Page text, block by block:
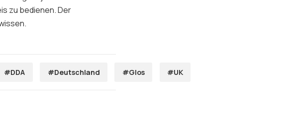
zu bedienen. Der
#DDA #Deutschland #Glos #UK